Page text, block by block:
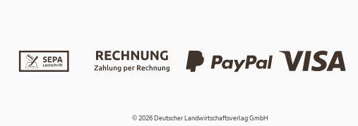
© 2026 Deutscher Landwirtschaftsverlag GmbH